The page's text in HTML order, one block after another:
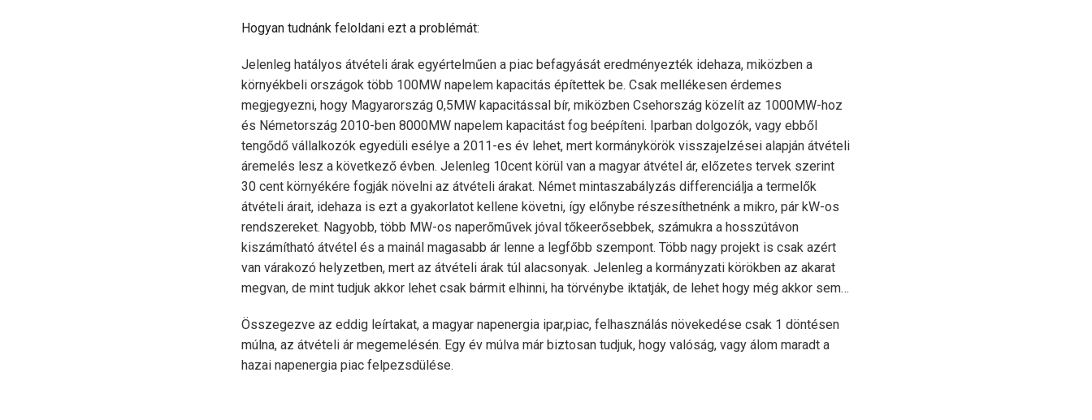
Hogyan tudnánk feloldani ezt a problémát:
Jelenleg hatályos átvételi árak egyértelműen a piac befagyását eredményezték idehaza, miközben a
környékbeli országok több 100MW napelem kapacitás építettek be. Csak mellékesen érdemes
megjegyezni, hogy Magyarország 0,5MW kapacitással bír, miközben Csehország közelít az 1000MW-hoz
és Németország 2010-ben 8000MW napelem kapacitást fog beépíteni. Iparban dolgozók, vagy ebből
tengődő vállalkozók egyedüli esélye a 2011-es év lehet, mert kormánykörök visszajelzései alapján átvételi
áremelés lesz a következő évben. Jelenleg 10cent körül van a magyar átvétel ár, előzetes tervek szerint
30 cent környékére fogják növelni az átvételi árakat. Német mintaszabályzás differenciálja a termelők
átvételi árait, idehaza is ezt a gyakorlatot kellene követni, így előnybe részesíthetnénk a mikro, pár kW-os
rendszereket. Nagyobb, több MW-os naperőművek jóval tőkeerősebbek, számukra a hosszútávon
kiszámítható átvétel és a mainál magasabb ár lenne a legfőbb szempont. Több nagy projekt is csak azért
van várakozó helyzetben, mert az átvételi árak túl alacsonyak. Jelenleg a kormányzati körökben az akarat
megvan, de mint tudjuk akkor lehet csak bármit elhinni, ha törvénybe iktatják, de lehet hogy még akkor sem…
Összegezve az eddig leírtakat, a magyar napenergia ipar,piac, felhasználás növekedése csak 1 döntésen
múlna, az átvételi ár megemelésén. Egy év múlva már biztosan tudjuk, hogy valóság, vagy álom maradt a
hazai napenergia piac felpezsdülése.